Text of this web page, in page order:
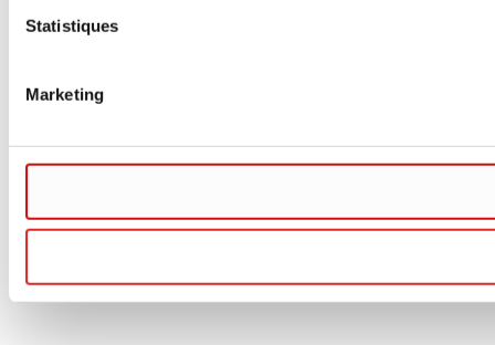
Statistiques
Marketing